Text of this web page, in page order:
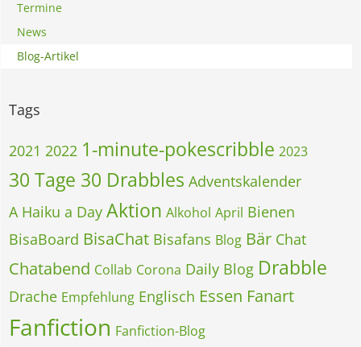
Termine
News
Blog-Artikel
Tags
2021 2022 1-minute-pokescribble 2023
30 Tage 30 Drabbles Adventskalender
A Haiku a Day Aktion Alkohol April Bienen
BisaBoard BisaChat Bisafans Blog Bär Chat
Chatabend Collab Corona Daily Blog Drabble
Drache Empfehlung Englisch Essen Fanart
Fanfiction Fanfiction-Blog